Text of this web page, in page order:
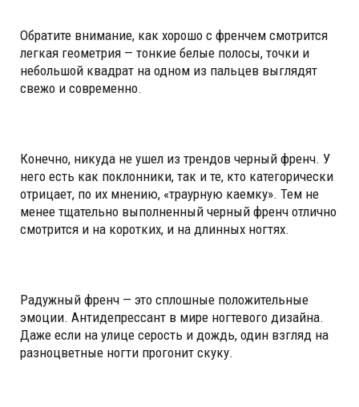
Обратите внимание, как хорошо с френчем смотрится
легкая геометрия — тонкие белые полосы, точки и
небольшой квадрат на одном из пальцев выглядят
свежо и современно.
Конечно, никуда не ушел из трендов черный френч. У
него есть как поклонники, так и те, кто категорически
отрицает, по их мнению, «траурную каемку». Тем не
менее тщательно выполненный черный френч отлично
смотрится и на коротких, и на длинных ногтях.
Радужный френч — это сплошные положительные
эмоции. Антидепрессант в мире ногтевого дизайна.
Даже если на улице серость и дождь, один взгляд на
разноцветные ногти прогонит скуку.